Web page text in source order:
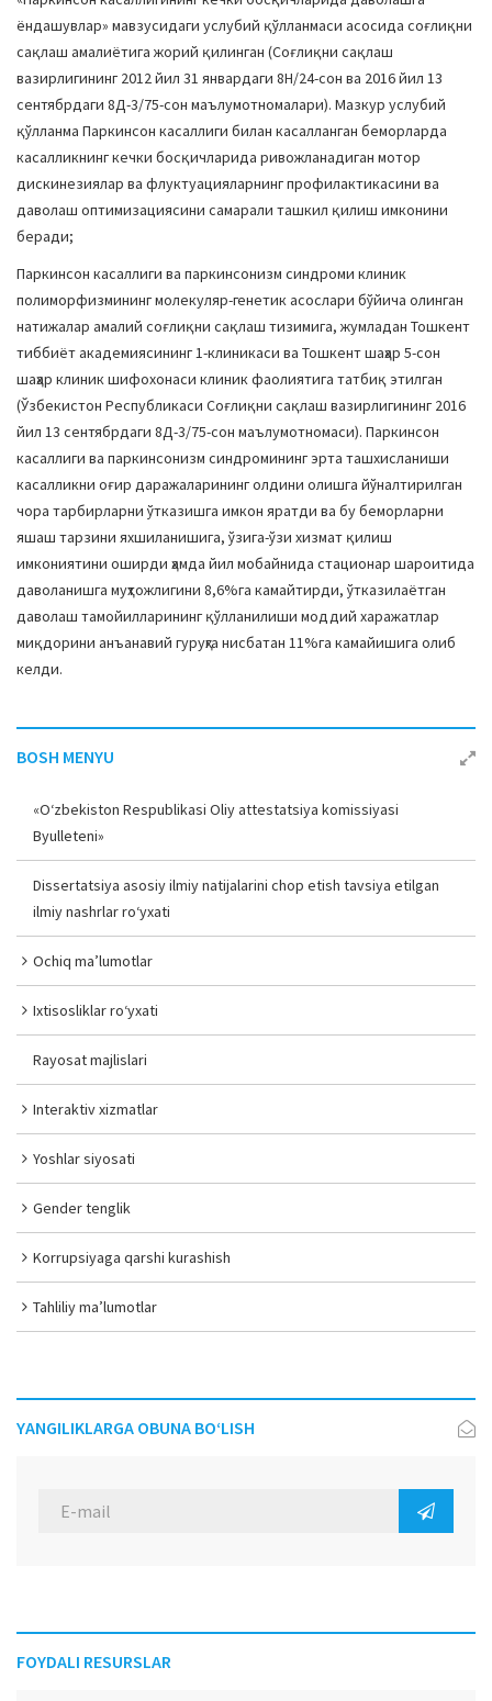
ёндашувлар» мавзусидаги услубий қўлланмаси асосида соғлиқни
сақлаш амалиётига жорий қилинган (Соғлиқни сақлаш
вазирлигининг 2012 йил 31 январдаги 8Н/24-сон ва 2016 йил 13
сентябрдаги 8Д-3/75-сон маълумотномалари). Мазкур услубий
қўлланма Паркинсон касаллиги билан касалланган беморларда
касалликнинг кечки босқичларида ривожланадиган мотор
дискинезиялар ва флуктуацияларнинг профилактикасини ва
даволаш оптимизациясини самарали ташкил қилиш имконини
беради;
Паркинсон касаллиги ва паркинсонизм синдроми клиник
полиморфизмининг молекуляр-генетик асослари бўйича олинган
натижалар амалий соғлиқни сақлаш тизимига, жумладан Тошкент
тиббиёт академиясининг 1-клиникаси ва Тошкент шаҳар 5-сон
шаҳар клиник шифохонаси клиник фаолиятига татбиқ этилган
(Ўзбекистон Республикаси Соғлиқни сақлаш вазирлигининг 2016
йил 13 сентябрдаги 8Д-3/75-сон маълумотномаси). Паркинсон
касаллиги ва паркинсонизм синдромининг эрта ташхисланиши
касалликни оғир даражаларининг олдини олишга йўналтирилган
чора тарбирларни ўтказишга имкон яратди ва бу беморларни
яшаш тарзини яхшиланишига, ўзига-ўзи хизмат қилиш
имкониятини оширди ҳамда йил мобайнида стационар шароитида
даволанишга муҳтожлигини 8,6%га камайтирди, ўтказилаётган
даволаш тамойилларининг қўлланилиши моддий харажатлар
миқдорини анъанавий гуруҳга нисбатан 11%га камайишига олиб
келди.
BOSH MENYU
«O‘zbekiston Respublikasi Oliy attestatsiya komissiyasi
Byulleteni»
Dissertatsiya asosiy ilmiy natijalarini chop etish tavsiya etilgan
ilmiy nashrlar ro‘yxati
Ochiq ma’lumotlar
Ixtisosliklar ro‘yxati
Rayosat majlislari
Interaktiv xizmatlar
Yoshlar siyosati
Gender tenglik
Korrupsiyaga qarshi kurashish
Tahliliy ma’lumotlar
YANGILIKLARGA OBUNA BO‘LISH
FOYDALI RESURSLAR